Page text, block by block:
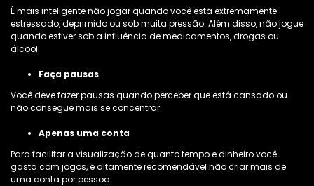
É mais inteligente não jogar quando você está extremamente
estressado, deprimido ou sob muita pressão. Além disso, não jogue
quando estiver sob a influência de medicamentos, drogas ou
álcool.
Faça pausas
Você deve fazer pausas quando perceber que está cansado ou
não consegue mais se concentrar.
Apenas uma conta
Para facilitar a visualização de quanto tempo e dinheiro você
gasta com jogos, é altamente recomendável não criar mais de
uma conta por pessoa.